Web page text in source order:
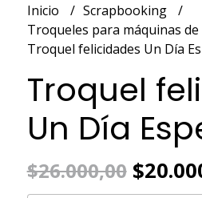
Inicio
Scrapbooking
Troqueles para máquinas
Troquel felicidades Un Día
Troquel
Un Día
$26.000,00